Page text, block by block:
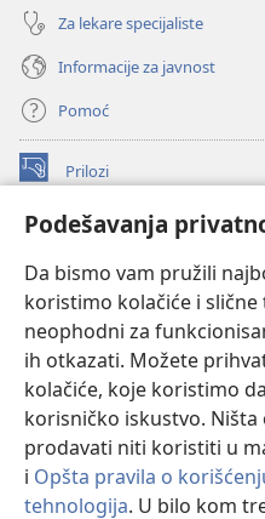
Podešavanja
Da bismo vam pružili
koristimo kolačiće i
neophodni za
ih otkazati. Možete
kolačiće, koje koristimo
korisničko iskustvo.
prodavati niti koristiti u
i Opšta pravila o
tehnologija. U bilo kom
Za lekare specijaliste
Informacije za javnost
Pomoć
Prilozi
(otvara
prozor)ONLAJN BIBLIOTEKA
novi
prozor)JW Hub
(otvara
novi
prozor)
®
Watchtower Library®